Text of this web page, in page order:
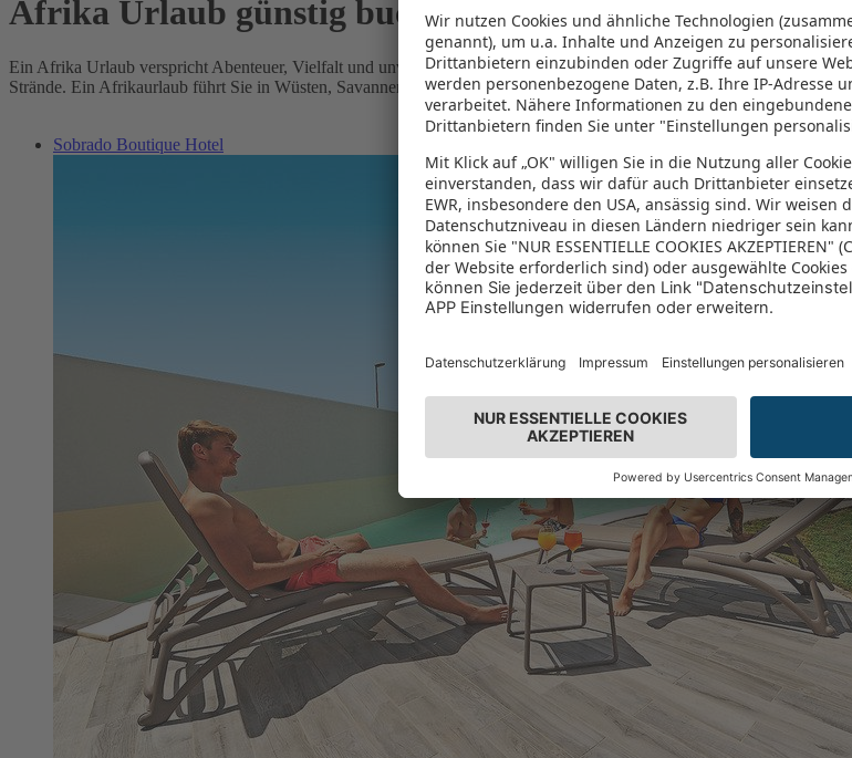
Afrika Urlaub günstig buchen
Ein Afrika Urlaub verspricht Abenteuer, Vielfalt und unvergessliche Eindrücke. Gehen Sie auf Safari, lernen Sie den
Strände. Ein Afrikaurlaub führt Sie in Wüsten, Savannen, Gebirge, Flussdeltas und einzigartige Seenlandschaften.
Sobrado Boutique Hotel